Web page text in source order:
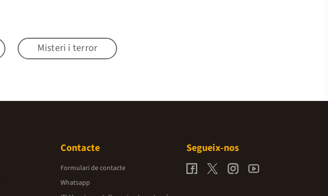
Misteri i terror
Contacte
Formulari de contacte
Whatsapp
Segueix-nos